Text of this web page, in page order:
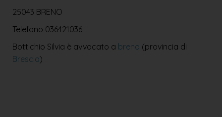
25043 BRENO
Telefono 036421036
Bottichio Silvia è avvocato a breno (provincia di
Brescia)